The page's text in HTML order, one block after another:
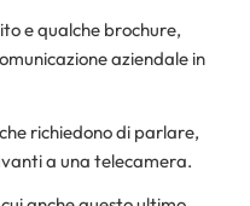
e qualche brochure,
aziendale in
richiedono di parlare,
a una telecamera.